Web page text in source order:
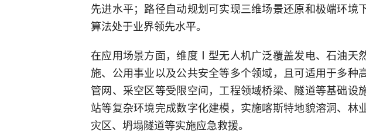
先进水平；路径自动规划可实现三维场景还原和极端环境
算法处于业界领先水平。
在应用场景方面，维度Ⅰ型无人机广泛覆盖发电、石油天
施、公用事业以及公共安全等多个领域，且可适用于多种
管网、采空区等受限空间，工程领域桥梁、隧道等基础设
站等复杂环境完成数字化建模，实施喀斯特地貌溶洞、林
灾区、坍塌隧道等实施应急救援。